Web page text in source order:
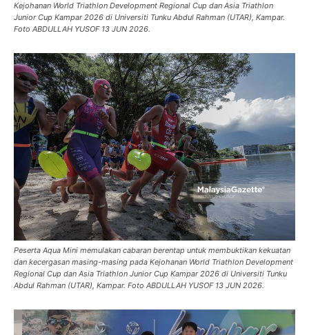
Kejohanan World Triathlon Development Regional Cup dan Asia Triathlon
Junior Cup Kampar 2026 di Universiti Tunku Abdul Rahman (UTAR), Kampar.
Foto ABDULLAH YUSOF 13 JUN 2026.
Peserta Aqua Mini memulakan cabaran berentap untuk membuktikan kekuatan
dan kecergasan masing-masing pada Kejohanan World Triathlon Development
Regional Cup dan Asia Triathlon Junior Cup Kampar 2026 di Universiti Tunku
Abdul Rahman (UTAR), Kampar. Foto ABDULLAH YUSOF 13 JUN 2026.